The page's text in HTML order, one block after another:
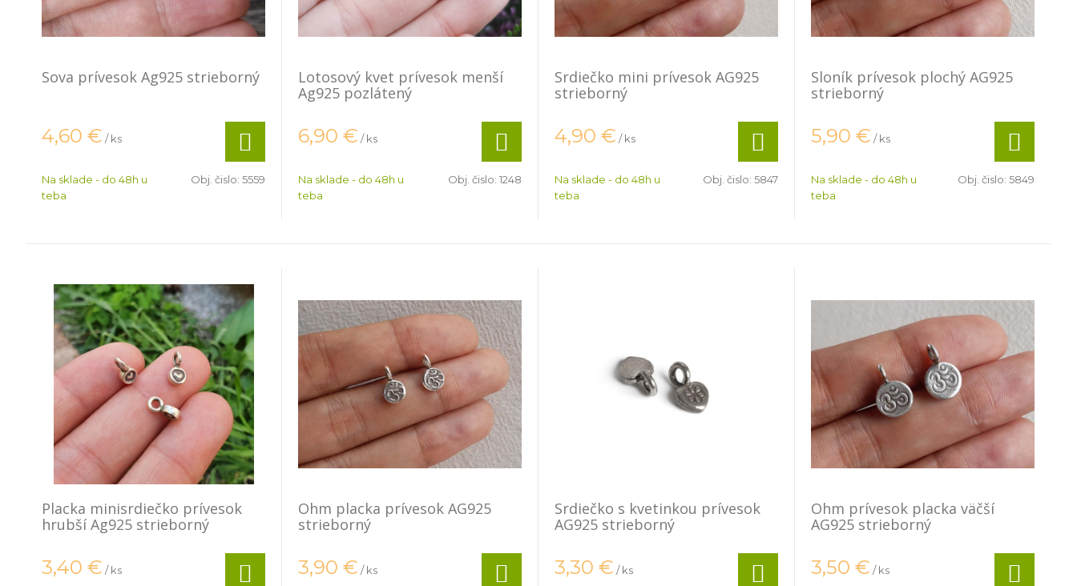
Sova prívesok Ag925 strieborný
4,60 € / ks
Na sklade - do 48h u
teba
Obj. čislo: 5559
Lotosový kvet prívesok menší
Ag925 pozlátený
6,90 € / ks
Na sklade - do 48h u
teba
Obj. čislo: 1248
Srdiečko mini prívesok AG925
strieborný
4,90 € / ks
Na sklade - do 48h u
teba
Obj. čislo: 5847
Sloník prívesok plochý AG925
strieborný
5,90 € / ks
Na sklade - do 48h u
teba
Obj. čislo: 5849
Placka minisrdiečko prívesok
hrubší Ag925 strieborný
3,40 € / ks
Ohm placka prívesok AG925
strieborný
3,90 € / ks
Srdiečko s kvetinkou prívesok
AG925 strieborný
3,30 € / ks
Ohm prívesok placka väčší
AG925 strieborný
3,50 € / ks